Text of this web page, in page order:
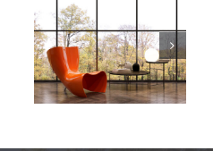
Menuiserie
intérieure